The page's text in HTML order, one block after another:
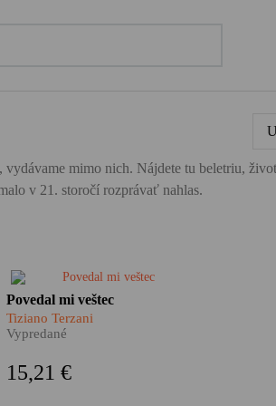
mimo nich. Nájdete tu beletriu,
v 21. storočí rozprávať nahlas.
​V tejto knihe nájdete Barmu,
Thajsko, Laos, Kambodžu,
Vietnam, Čínu či Mongolsko
videné z tých
každej z týchto krajín hľadal
Povedal mi veštec
Tiziano Terzani
Vypredané
15,21 €